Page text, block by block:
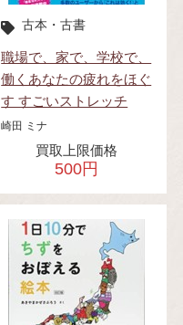
古本・古書
職場で、家で、学校で、
働くあなたの疲れをほぐ
す すごいストレッチ
崎田 ミナ
買取上限価格
500円